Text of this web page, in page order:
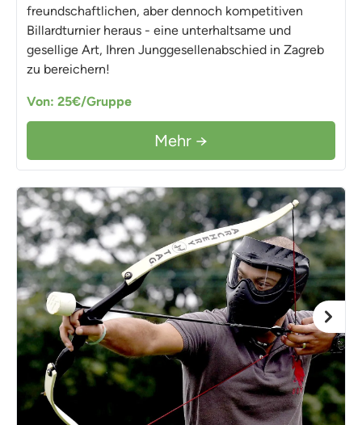
freundschaftlichen, aber dennoch kompetitiven
Billardturnier heraus - eine unterhaltsame und
gesellige Art, Ihren Junggesellenabschied in Zagreb
zu bereichern!
Von: 25€/Gruppe
Mehr →